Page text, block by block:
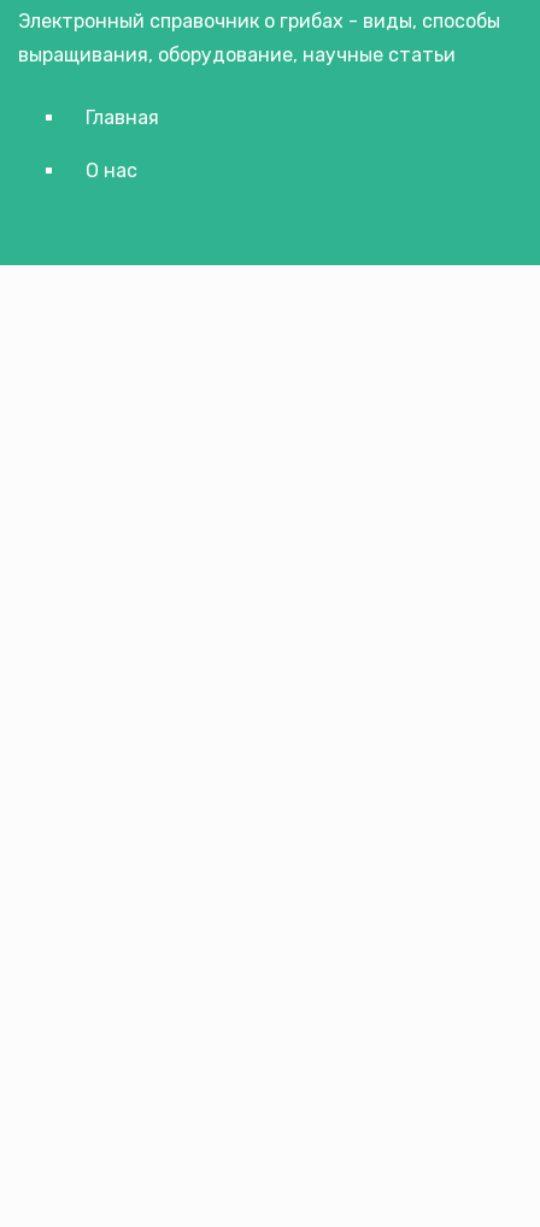
Электронный справочник о грибах - виды, способы
выращивания, оборудование, научные статьи
Главная
О нас